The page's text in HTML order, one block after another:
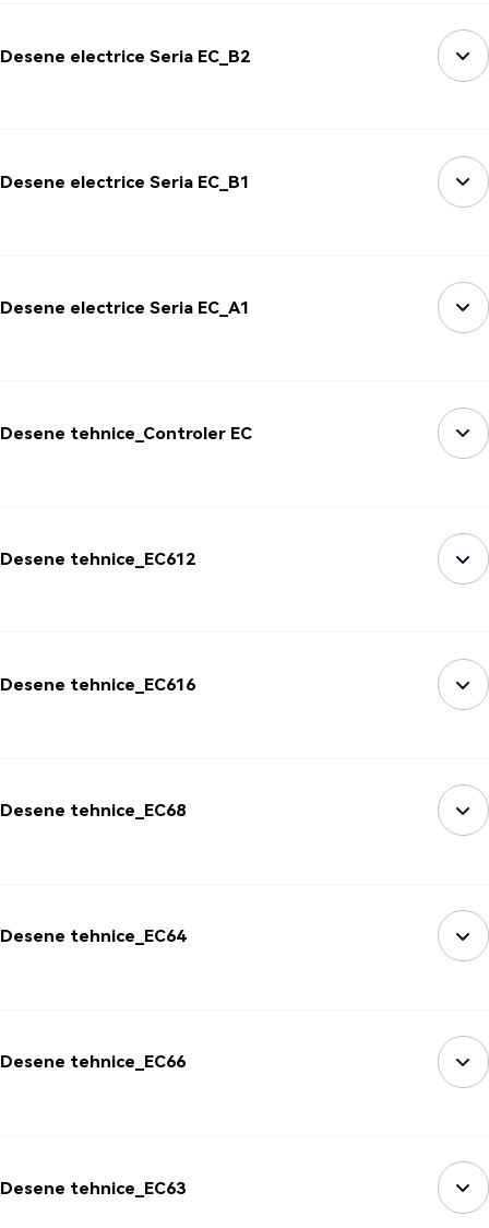
Desene electrice Seria EC_B2
Desene electrice Seria EC_B1
Desene electrice Seria EC_A1
Desene tehnice_Controler EC
Desene tehnice_EC612
Desene tehnice_EC616
Desene tehnice_EC68
Desene tehnice_EC64
Desene tehnice_EC66
Desene tehnice_EC63